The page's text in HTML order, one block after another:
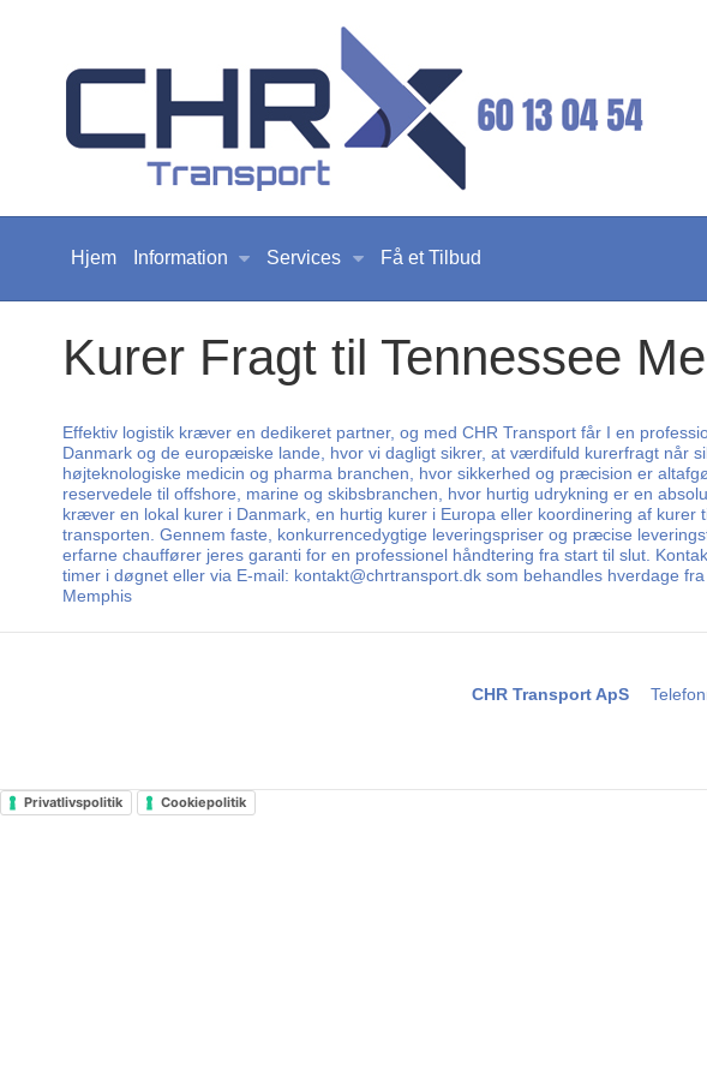
Hjem Information Services Få et Tilbud
Kurer Fragt til Tennessee
Effektiv logistik kræver en dedikeret partner, og med CHR Transport får I en
Danmark og de europæiske lande, hvor vi dagligt sikrer, at værdifuld kurerfragt når
højteknologiske medicin og pharma branchen, hvor sikkerhed og præcision er
reservedele til offshore, marine og skibsbranchen, hvor hurtig udrykning er en
kræver en lokal kurer i Danmark, en hurtig kurer i Europa eller koordinering af
transporten. Gennem faste, konkurrencedygtige leveringspriser og præcise
erfarne chauffører jeres garanti for en professionel håndtering fra start til slut.
timer i døgnet eller via E-mail: kontakt@chrtransport.dk som behandles hverdage
Memphis
CHR Transport ApS
Privatlivspolitik Cookiepolitik